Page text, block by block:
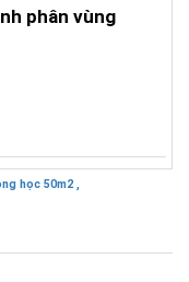
phân vùng
học 50m2 ,